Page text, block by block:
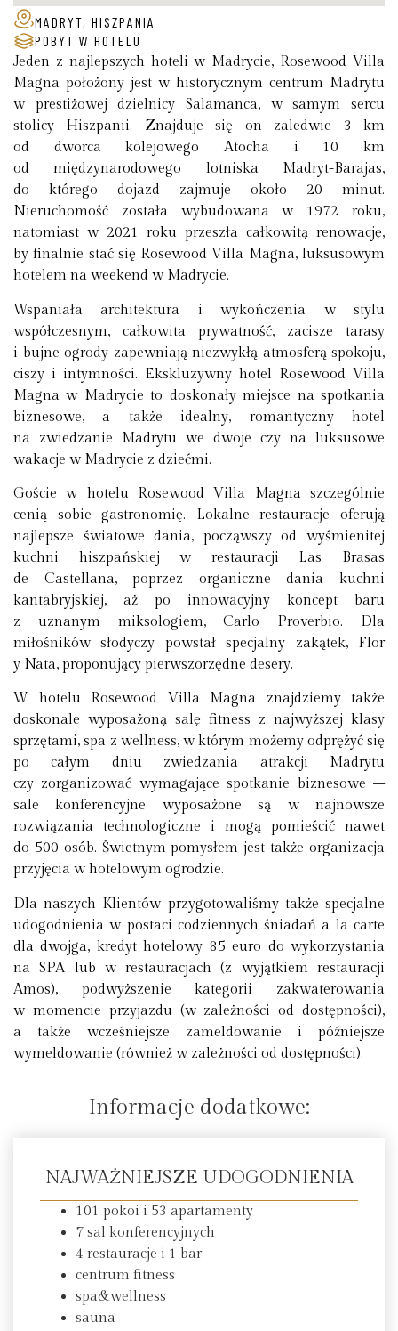
MADRYT, HISZPANIA
POBYT W HOTELU
Jeden z najlepszych hoteli w Madrycie, Rosewood Villa
Magna położony jest w historycznym centrum Madrytu
w prestiżowej dzielnicy Salamanca, w samym sercu
stolicy Hiszpanii. Znajduje się on zaledwie 3 km
od dworca kolejowego Atocha i 10 km
od międzynarodowego lotniska Madryt-Barajas,
do którego dojazd zajmuje około 20 minut.
Nieruchomość została wybudowana w 1972 roku,
natomiast w 2021 roku przeszła całkowitą renowację,
by finalnie stać się Rosewood Villa Magna, luksusowym
hotelem na weekend w Madrycie.
Wspaniała architektura i wykończenia w stylu
współczesnym, całkowita prywatność, zacisze tarasy
i bujne ogrody zapewniają niezwykłą atmosferą spokoju,
ciszy i intymności. Ekskluzywny hotel Rosewood Villa
Magna w Madrycie to doskonały miejsce na spotkania
biznesowe, a także idealny, romantyczny hotel
na zwiedzanie Madrytu we dwoje czy na luksusowe
wakacje w Madrycie z dziećmi.
Goście w hotelu Rosewood Villa Magna szczególnie
cenią sobie gastronomię. Lokalne restauracje oferują
najlepsze światowe dania, począwszy od wyśmienitej
kuchni hiszpańskiej w restauracji Las Brasas
de Castellana, poprzez organiczne dania kuchni
kantabryjskiej, aż po innowacyjny koncept baru
z uznanym miksologiem, Carlo Proverbio. Dla
miłośników słodyczy powstał specjalny zakątek, Flor
y Nata, proponujący pierwszorzędne desery.
W hotelu Rosewood Villa Magna znajdziemy także
doskonale wyposażoną salę fitness z najwyższej klasy
sprzętami, spa z wellness, w którym możemy odprężyć się
po całym dniu zwiedzania atrakcji Madrytu
czy zorganizować wymagające spotkanie biznesowe –
sale konferencyjne wyposażone są w najnowsze
rozwiązania technologiczne i mogą pomieścić nawet
do 500 osób. Świetnym pomysłem jest także organizacja
przyjęcia w hotelowym ogrodzie.
Dla naszych Klientów przygotowaliśmy także specjalne
udogodnienia w postaci codziennych śniadań a la carte
dla dwojga, kredyt hotelowy 85 euro do wykorzystania
na SPA lub w restauracjach (z wyjątkiem restauracji
Amos), podwyższenie kategorii zakwaterowania
w momencie przyjazdu (w zależności od dostępności),
a także wcześniejsze zameldowanie i późniejsze
wymeldowanie (również w zależności od dostępności).
Informacje dodatkowe:
NAJWAŻNIEJSZE UDOGODNIENIA
101 pokoi i 53 apartamenty
7 sal konferencyjnych
4 restauracje i 1 bar
centrum fitness
spa&wellness
sauna